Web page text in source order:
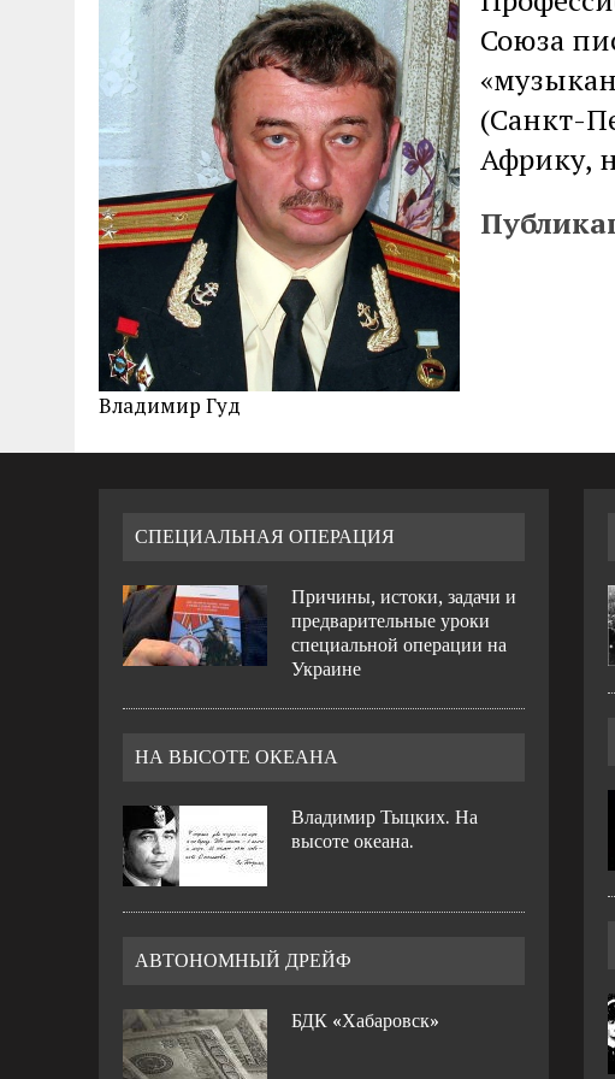
04.07.2026 | 85-Й ГОДОВЩИНЕ СМОЛЕНСКОЙ СТРАТЕГИЧЕСКОЙ
Владимир Гуд
Союза
(Санкт-
Африку,
СПЕЦИАЛЬНАЯ ОПЕРАЦИЯ
Причины, истоки, задачи и
предварительные уроки
специальной операции на
Украине
НА ВЫСОТЕ ОКЕАНА
Владимир Тыцких. На
высоте океана.
АВТОНОМНЫЙ ДРЕЙФ
БДК «Хабаровск»